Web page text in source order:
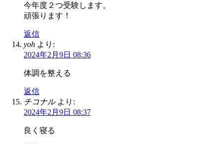
今年度２つ受験します。
頑張ります！
返信
yoh より:
2024年2月9日 08:36
体調を整える
返信
チコナル より:
2024年2月9日 08:37
良く寝る